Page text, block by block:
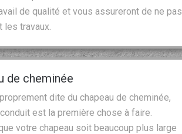
de qualité et vous assureront de ne pas
les travaux.
de cheminée
dite du chapeau de cheminée,
est la première chose à faire.
votre chapeau soit beaucoup plus large